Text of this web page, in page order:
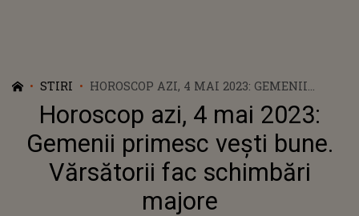
STIRI
HOROSCOP AZI, 4 MAI 2023: GEMENII
PRIMESC VEȘTI BUNE. VĂRSĂTORII FAC
SCHIMBĂRI MAJORE
Horoscop azi, 4 mai 2023:
Gemenii primesc vești bune.
Vărsătorii fac schimbări
majore